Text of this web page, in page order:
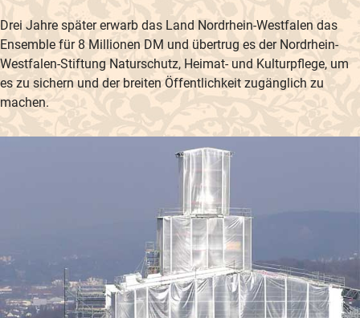
Drei Jahre später erwarb das Land Nordrhein-Westfalen das
Ensemble für 8 Millionen DM und übertrug es der Nordrhein-
Westfalen-Stiftung Naturschutz, Heimat- und Kulturpflege, um
es zu sichern und der breiten Öffentlichkeit zugänglich zu
machen.